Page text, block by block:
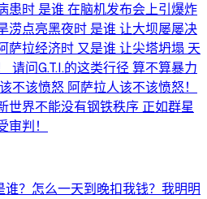
患时 是谁 在脑机发布会上引爆炸
涝点亮黑夜时 是谁 让大坝屡屡决
萨拉经济时 又是谁 让尖塔坍塌 天
请问G.T.I.的这类行径 算不算暴力
不该愤怒 阿萨拉人该不该愤怒！
世界不能没有钢铁秩序 正如群星
判！
？怎么一天到晚扣我钱？我明明